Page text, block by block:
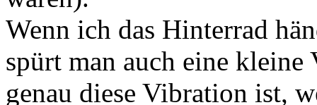
Wenn ich das Hinterrad
spürt man auch eine kleine
genau diese Vibration ist,